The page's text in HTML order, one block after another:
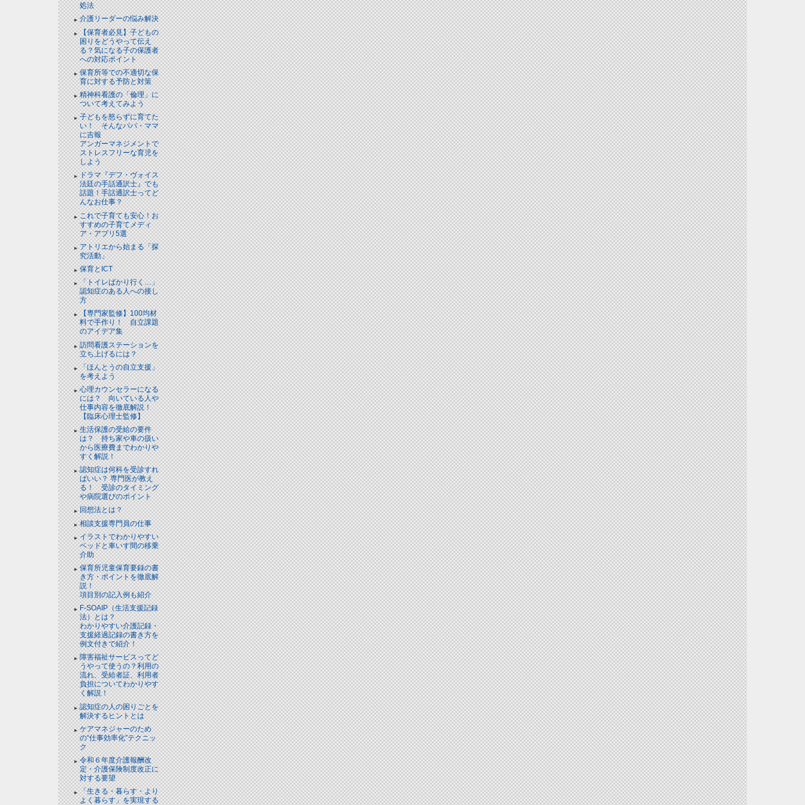
処法
介護リーダーの悩み解決
【保育者必見】子どもの
困りをどうやって伝え
る？気になる子の保護者
への対応ポイント
保育所等での不適切な保
育に対する予防と対策
精神科看護の「倫理」に
ついて考えてみよう
子どもを怒らずに育てた
い！ そんなパパ・ママ
に吉報
アンガーマネジメントで
ストレスフリーな育児を
しよう
ドラマ『デフ・ヴォイス
法廷の手話通訳士』でも
話題！手話通訳士ってど
んなお仕事？
これで子育ても安心！お
すすめの子育てメディ
ア・アプリ5選
アトリエから始まる「探
究活動」
保育とICT
「トイレばかり行く…」
認知症のある人への接し
方
【専門家監修】100均材
料で手作り！ 自立課題
のアイデア集
訪問看護ステーションを
立ち上げるには？
「ほんとうの自立支援」
を考えよう
心理カウンセラーになる
には？ 向いている人や
仕事内容を徹底解説！
【臨床心理士監修】
生活保護の受給の要件
は？ 持ち家や車の扱い
から医療費までわかりや
すく解説！
認知症は何科を受診すれ
ばいい？ 専門医が教え
る！ 受診のタイミング
や病院選びのポイント
回想法とは？
相談支援専門員の仕事
イラストでわかりやすい
ベッドと⾞いす間の移乗
介助
保育所児童保育要録の書
き方・ポイントを徹底解
説！
項目別の記入例も紹介
F-SOAIP（生活支援記録
法）とは？
わかりやすい介護記録・
支援経過記録の書き方を
例文付きで紹介！
障害福祉サービスってど
うやって使うの？利用の
流れ、受給者証、利用者
負担についてわかりやす
く解説！
認知症の人の困りごとを
解決するヒントとは
ケアマネジャーのため
の“仕事効率化”テクニッ
ク
令和６年度介護報酬改
定・介護保険制度改正に
対する要望
「生きる・暮らす・より
よく暮らす」を実現する